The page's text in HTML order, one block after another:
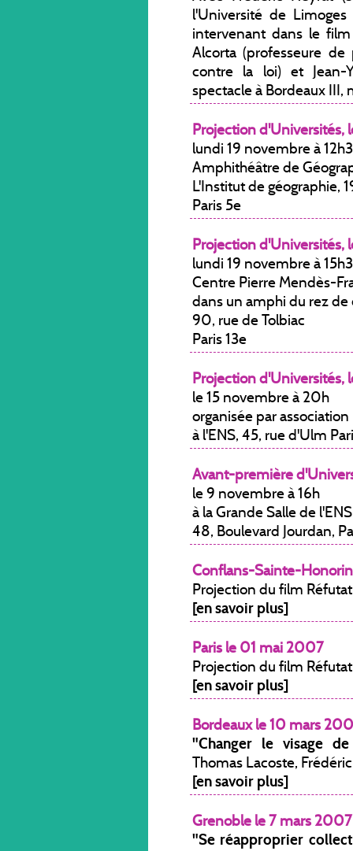
l'Université de Limoges
intervenant dans le
Alcorta (professeure
contre la loi) et Jean-
spectacle à Bordeaux III,
Projection d'Universités,
lundi 19 novembre à
Amphithéâtre de
L'Institut de géographie,
Paris 5e
Projection d'Universités,
lundi 19 novembre à
Centre Pierre Mendès-
dans un amphi du rez de
90, rue de Tolbiac
Paris 13e
Projection d'Universités,
le 15 novembre à 20h
organisée par
à l'ENS, 45, rue d'Ulm
Avant-première
le 9 novembre à 16h
à la Grande Salle de l'ENS
48, Boulevard Jourdan,
Conflans-Sainte-
Projection du film
[en savoir plus]
Paris le 01 mai 2007
Projection du film
[en savoir plus]
Bordeaux le 10 mars
"Changer le visage
Thomas Lacoste,
[en savoir plus]
Grenoble le 7 mars 2007
"Se réapproprier